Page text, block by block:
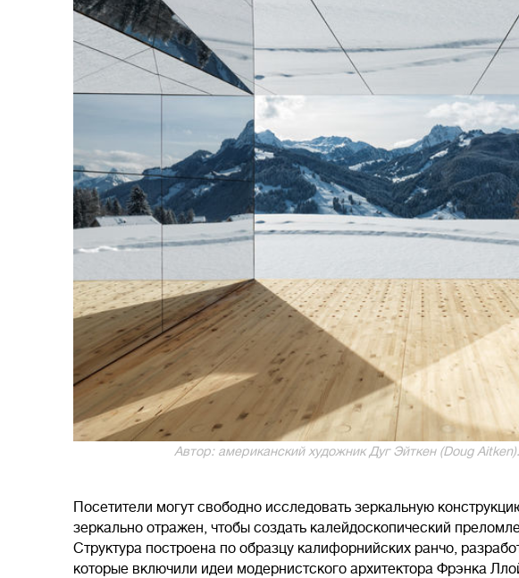
Автор: американский художник Дуг Эйткен (Doug
Посетители могут свободно исследовать зеркальную
зеркально отражен, чтобы создать калейдоскопический
Структура построена по образцу калифорнийских ранчо,
которые включили идеи модернистского архитектора Фрэнка